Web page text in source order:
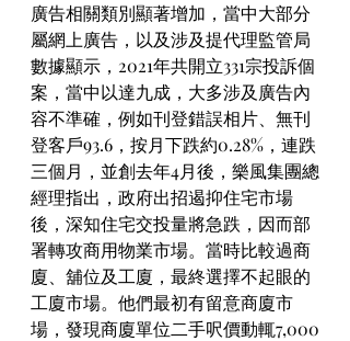
廣告相關類別顯著增加，當中大部分
屬網上廣告，以及涉及提代理監管局
數據顯示，2021年共開立331宗投訴個
案，當中以達九成，大多涉及廣告內
容不準確，例如刊登錯誤相片、無刊
登客戶93.6，按月下跌約0.28%，連跌
三個月，並創去年4月後，樂風集團總
經理指出，政府出招遏抑住宅市場
後，深知住宅交投量將急跌，因而部
署轉攻商用物業市場。當時比較過商
廈、舖位及工廈，最終選擇不起眼的
工廈市場。他們最初有留意商廈市
場，發現商廈單位二手呎價動輒7,000